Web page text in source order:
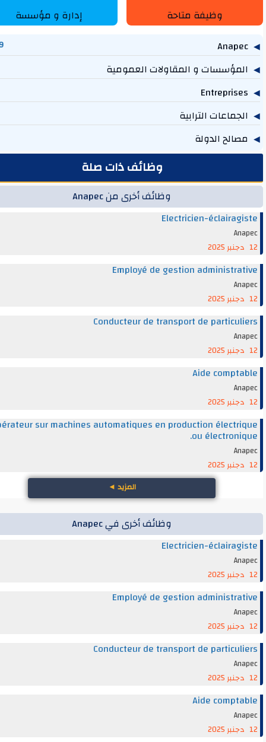
وظيفة متاحة إدارة و مؤسسة
و المقاولات العمومية
الترابية
الدولة
وظائف ذات صلة
وظائف أخرى من Anapec
Electricien-
Employé de gestion
Conducteur de transport de
Aide
Opérateur sur machines automatiques en production
ou
◄
وظائف أخرى في Anapec
Electricien-
Employé de gestion
Conducteur de transport de
Aide